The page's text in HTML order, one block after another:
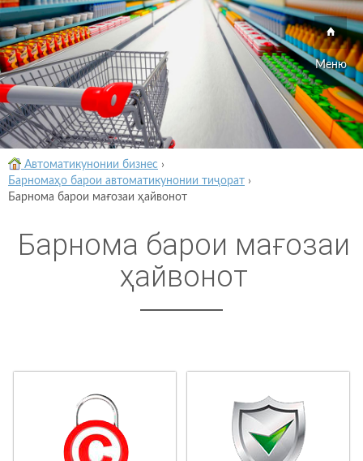
Меню
Автоматикунонии бизнес ›
Барномаҳо барои автоматикунонии тиҷорат ›
Барнома барои мағозаи ҳайвонот
Барнома барои мағозаи
ҳайвонот